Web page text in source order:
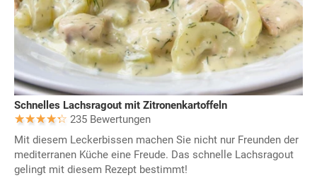
Schnelles Lachsragout mit Zitronenkartoffeln
235 Bewertungen
Mit diesem Leckerbissen machen Sie nicht nur Freunden der
mediterranen Küche eine Freude. Das schnelle Lachsragout
gelingt mit diesem Rezept bestimmt!